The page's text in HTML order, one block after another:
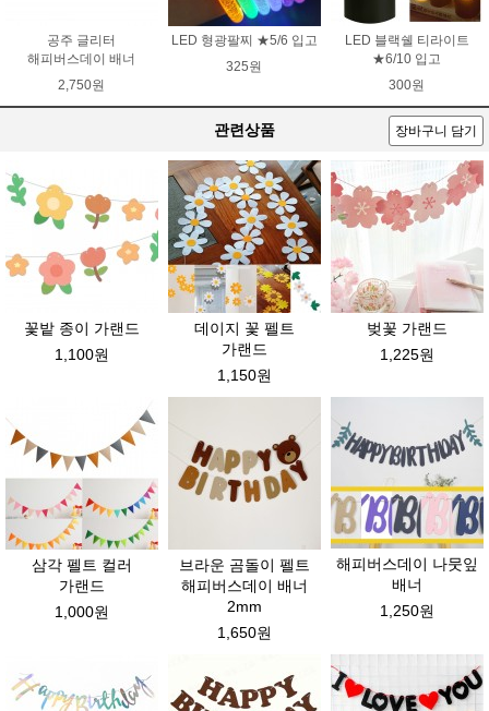
공주 글리터
해피버스데이 배너
2,750원
LED 형광팔찌 ★5/6 입고
325원
LED 블랙쉘 티라이트
★6/10 입고
300원
관련상품 장바구니 담기
꽃밭 종이 가랜드
1,100원
데이지 꽃 펠트
가랜드
1,150원
벚꽃 가랜드
1,225원
삼각 펠트 컬러
가랜드
1,000원
브라운 곰돌이 펠트
해피버스데이 배너
2mm
1,650원
해피버스데이 나뭇잎
배너
1,250원